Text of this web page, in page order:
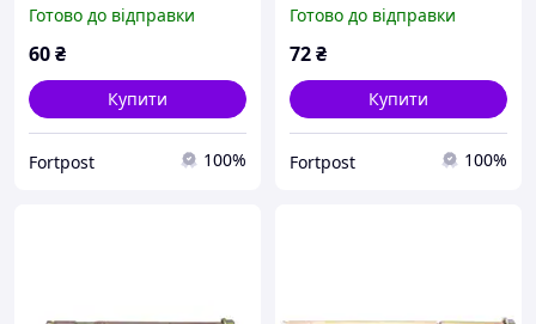
Готово до відправки
60₴
Купити
Fortpost 100%
Готово до відправки
72₴
Купити
Fortpost 100%